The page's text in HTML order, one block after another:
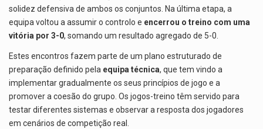
solidez defensiva de ambos os conjuntos. Na última etapa, a
equipa voltou a assumir o controlo e encerrou o treino com uma
vitória por 3-0, somando um resultado agregado de 5-0.
Estes encontros fazem parte de um plano estruturado de
preparação definido pela equipa técnica, que tem vindo a
implementar gradualmente os seus princípios de jogo e a
promover a coesão do grupo. Os jogos-treino têm servido para
testar diferentes sistemas e observar a resposta dos jogadores
em cenários de competição real.